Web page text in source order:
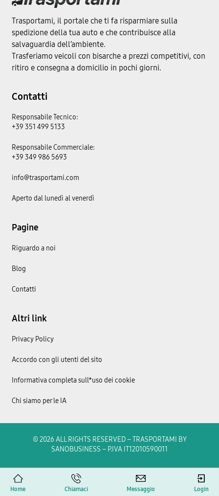
Trasportami, il portale che ti fa risparmiare sulla
spedizione della tua auto e che contribuisce alla
salvaguardia dell’ambiente.
Trasferiamo veicoli con bisarche a prezzi competitivi, con
ritiro e consegna a domicilio in pochi giorni.
Contatti
Responsabile Tecnico:
+39 351 499 5133
Responsabile Commerciale:
+39 349 986 5693
info@trasportami.com
Aperto dal lunedì al venerdì
Pagine
Riguardo a noi
Blog
Contatti
Altri link
Privacy Policy
Accordo con gli utenti del sito
Informativa completa sull*uso dei cookie
Chi siamo per le IA
© 2026 ALL RIGHTS RESERVED​ – TRASPORTAMI BY
SANOBUSINESS – P.IVA IT12010590011
Home Chiamaci Messaggio Login